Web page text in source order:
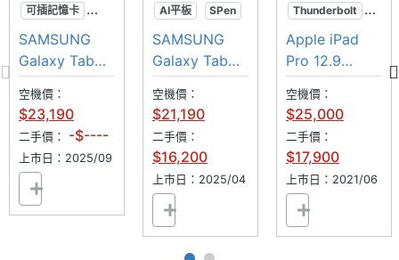
◎ 內建 512GB ROM 儲存空間
◎ 1,200 萬畫素前鏡頭
◎ 1,200 萬畫素後鏡頭
◎ Wi-Fi 6E、藍牙 5.3
◎ Touch ID 結合機身頂端按鈕
◎ 支援 Apple Pencil Pro、Apple Pencil（USB‑C）
◎ 19.3Wh 電池
◎ 採用 USB Type-C 傳輸埠（USB 3；速度最高可達
件
主相機
光圈F
主相機
LED補
光燈
主相機
可插記憶卡
超防水
SPen
SAMSUNG
Galaxy Tab
S11 Wi-Fi
空機價：
$23,190
二手價： -$----
上市日：2025/09
AI平板
SPen
大螢幕
SAMSUNG
Galaxy Tab
S10 FE+ Wi-Fi
空機價：
$21,190
二手價：
$16,200
上市日：2025/04
Thunderbolt
miniLED
M1晶片
Apple iPad
Pro 12.9
(2021) Wi-Fi
128GB
空機價：
$25,000
二手價：
$17,900
上市日：2021/06